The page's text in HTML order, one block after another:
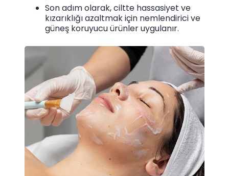
Son adım olarak, ciltte hassasiyet ve
kızarıklığı azaltmak için nemlendirici ve
güneş koruyucu ürünler uygulanır.